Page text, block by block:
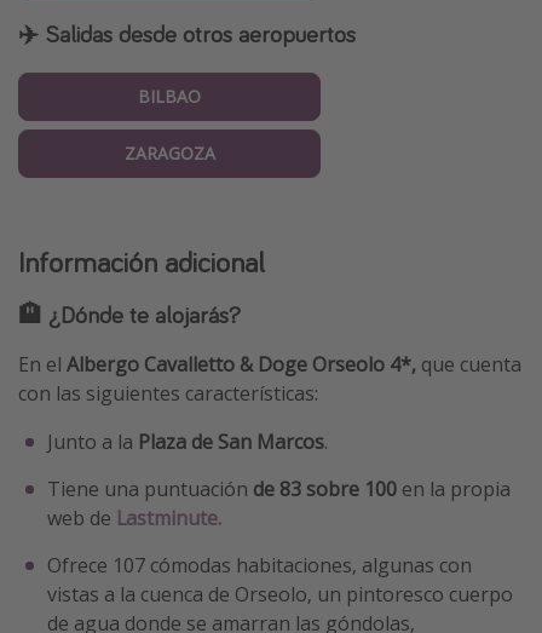
✈️ Salidas desde otros aeropuertos
BILBAO
ZARAGOZA
Información adicional
🏨 ¿Dónde te alojarás?
En el Albergo Cavalletto & Doge Orseolo 4*, que cuenta
con las siguientes características:
Junto a la Plaza de San Marcos.
Tiene una puntuación de 83 sobre 100 en la propia
web de Lastminute.
Ofrece 107 cómodas habitaciones, algunas con
vistas a la cuenca de Orseolo, un pintoresco cuerpo
de agua donde se amarran las góndolas,